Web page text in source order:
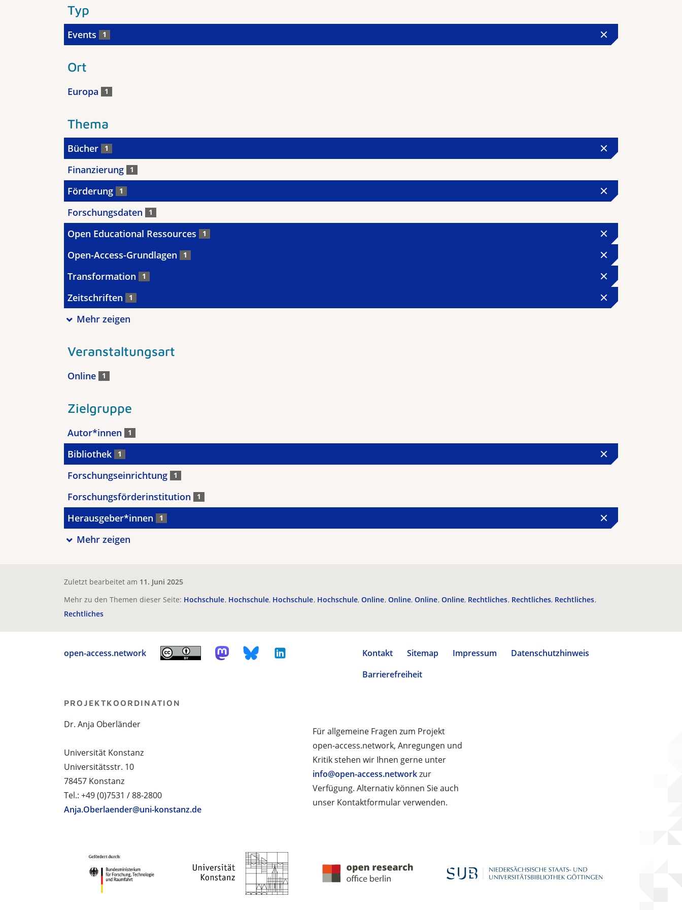
Typ
Events 1
Ort
Europa 1
Thema
Bücher 1
Finanzierung 1
Förderung 1
Forschungsdaten 1
Open Educational Ressources 1
Open-Access-Grundlagen 1
Transformation 1
Zeitschriften 1
Mehr zeigen
Veranstaltungsart
Online 1
Zielgruppe
Autor*innen 1
Bibliothek 1
Forschungseinrichtung 1
Forschungsförderinstitution 1
Herausgeber*innen 1
Mehr zeigen
Zuletzt bearbeitet am 11. Juni 2025
Mehr zu den Themen dieser Seite: Hochschule Hochschule Hochschule Hochschule Online Online Online Online Rechtliches Rechtliches Rechtliches
Rechtliches
open-access.network Kontakt Sitemap Impressum
Datenschutzhinweis
Barrierefreiheit
Für allgemeine Fragen zum Projekt
open-access.network, Anregungen und
Kritik stehen wir Ihnen gerne unter
info@open-access.networkzur
Verfügung. Alternativ können Sie auch
unser Kontaktformular verwenden.
PROJEKTKOORDINATION
Dr. Anja Oberländer
Universität Konstanz
Universitätsstr. 10
78457 Konstanz
Tel.: +49 (0)7531 / 88-2800
Anja.Oberlaender@uni-konstanz.de